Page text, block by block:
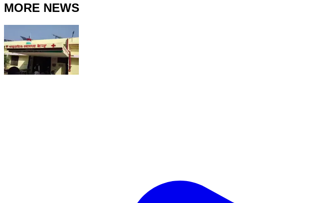
MORE NEWS